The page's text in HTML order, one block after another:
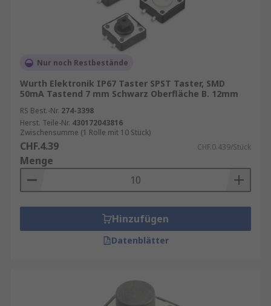
Nur noch Restbestände
Wurth Elektronik IP67 Taster SPST Taster, SMD
50mA Tastend 7 mm Schwarz Oberfläche B. 12mm
RS Best.-Nr. 274-3398
Herst. Teile-Nr. 430172043816
Zwischensumme (1 Rolle mit 10 Stück)
CHF.4.39 CHF.0.439/Stück
Menge
Hinzufügen
Datenblätter